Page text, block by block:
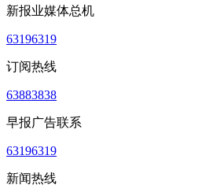
新报业媒体总机
63196319
订阅热线
63883838
早报广告联系
63196319
新闻热线